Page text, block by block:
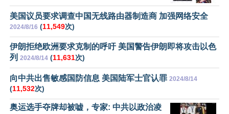
美国议员要求调查中国无线路由器制造商 加强网络安全
2024/8/16 (11,549次)
伊朗拒绝欧洲要求克制的呼吁 美国警告伊朗即将攻击以色
列 2024/8/14 (11,631次)
向中共出售敏感国防信息 美国陆军士官认罪 2024/8/14
(11,532次)
奥运选手夺牌却被嘘，专家: 中共以政治凌